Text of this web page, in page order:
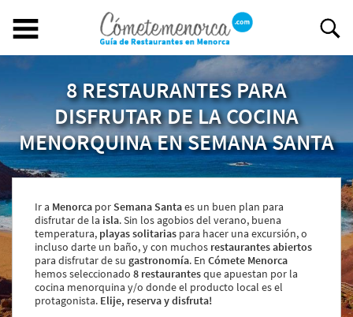
Buscar restaurante
BUSCAR RESTAURANTE
EXPERIENCIAS GASTRONÓMICAS
Abiertos
Por Localización
Por Tipo de Cocina
Por Precio
Ideal para
¿Tienes un restaurante?
8 RESTAURANTES PARA
DISFRUTAR DE LA COCINA
MENORQUINA EN SEMANA SANTA
Ir a Menorca por Semana Santaes un buen plan para
disfrutar de la isla. Sin los agobios del verano, buena
temperatura, playas solitarias para hacer una excursión, o
incluso darte un baño, y con muchos restaurantes abiertos
para disfrutar de sugastronomía. EnCómete Menorca
hemos seleccionado8 restaurantesque apuestan por la
cocina menorquina y/o donde el producto local es el
protagonista. Elije, reserva y disfruta!